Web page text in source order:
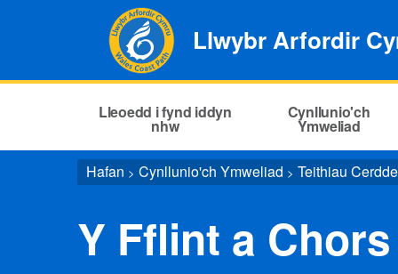
Llwybr Arfordir
Lleoedd i fynd iddyn
nhw
Cynllunio'ch
Ymweliad
Hafan > Cynllunio'ch Ymweliad > Teithiau
Y Fflint a